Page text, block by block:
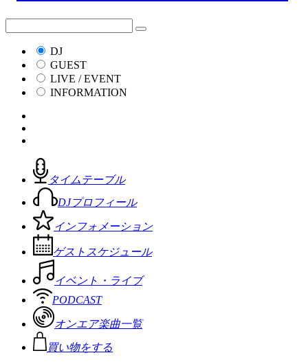
DJ
GUEST
LIVE / EVENT
INFORMATION
タイムテーブル
DJプロフィール
インフォメーション
ゲストスケジュール
イベント・ライブ
PODCAST
オンエア楽曲一覧
買い物をする